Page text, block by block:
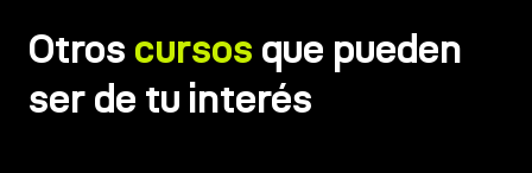
Otros cursos que pueden
ser de tu interés